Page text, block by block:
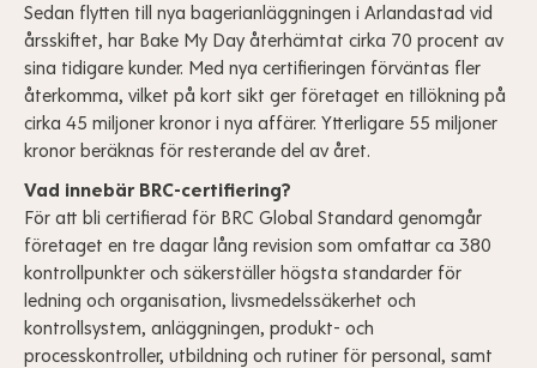
Sedan flytten till nya bagerianläggningen i Arlandastad vid
årsskiftet, har Bake My Day återhämtat cirka 70 procent av
sina tidigare kunder. Med nya certifieringen förväntas fler
återkomma, vilket på kort sikt ger företaget en tillökning på
cirka 45 miljoner kronor i nya affärer. Ytterligare 55 miljoner
kronor beräknas för resterande del av året.
Vad innebär BRC-certifiering?
För att bli certifierad för BRC Global Standard genomgår
företaget en tre dagar lång revision som omfattar ca 380
kontrollpunkter och säkerställer högsta standarder för
ledning och organisation, livsmedelssäkerhet och
kontrollsystem, anläggningen, produkt- och
processkontroller, utbildning och rutiner för personal, samt